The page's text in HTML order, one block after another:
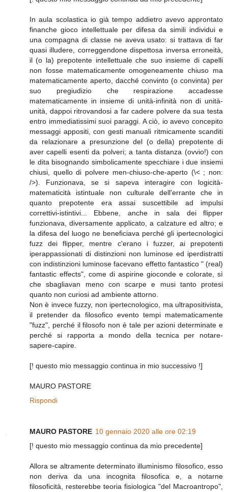
In aula scolastica io già tempo addietro avevo approntato
finanche gioco intellettuale per difesa da simili individui e
una compagna di classe ne aveva usato: si trattava di far
quasi illudere, correggendone dispettosa inversa erroneità,
il (o la) prepotente intellettuale che suo insieme di capelli
non fosse matematicamente omogeneamente chiuso ma
matematicamente aperto, dacché convinto (o convinta) per
suo pregiudizio che respirazione accadesse
matematicamente in insieme di unità-infinità non di unità-
unità, dappoi ritrovandosi a far cadere polvere da sua testa
entro immediatissimi suoi paraggi. A ciò, io avevo concepito
messaggi appositi, con gesti manuali ritmicamente scanditi
da relazionare a presunzione del (o della) prepotente di
aver capelli esenti da polveri; a tanta distanza (ovvio!) con
le dita bisognando simbolicamente specchiare i due insiemi
chiusi, quello di polvere men-chiuso-che-aperto (\< ; non:
/>). Funzionava, se si sapeva interagire con logicità-
matematicità istintuale non culturale dell'errante che in
quanto prepotente era assai suscettibile ad impulsi
correttivi-istintivi... Ebbene, anche in sala dei flipper
funzionava, diversamente applicato, a calzature ed altro; e
la difesa del luogo ne beneficiava perché gli ipertecnologici
fuzz dei flipper, mentre c'erano i fuzzer, ai prepotenti
iperappassionati di distinzioni non luminose ed iperdistratti
con indistinzioni luminose facevano effetto fantastico " (real)
fantastic effects", come di aspirine gioconde e colorate, sì
che sbagliavan meno con scarpe e musi tanto protesi
quanto non curiosi ad ambiente attorno.
Non è invece fuzzy, non ipertecnologico, ma ultrapositivista,
il pretender da filosofico evento tempi matematicamente
"fuzz", perché il filosofo non è tale per azioni determinate e
perché si rapporta a mondo della tecnica per notare-
sapere-capire.
[! questo mio messaggio continua in mio successivo !]
MAURO PASTORE
Rispondi
MAURO PASTORE 10 gennaio 2020 alle ore 02:19
[! questo mio messaggio continua da mio precedente]
Allora se altramente determinato illuminismo filosofico, esso
non deriva da una incognita filosofica e, a notarne
filosoficità, resterebbe teoria fisiologica "del Macroantropo",